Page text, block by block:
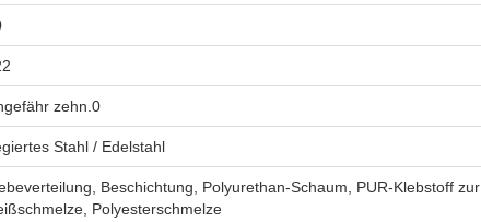
zehn.0
Stahl / Edelstahl
Beschichtung, Polyurethan-Schaum, PUR-Klebstoff zur
Polyesterschmelze